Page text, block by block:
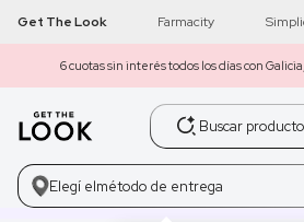
Get The Look Farmacity
6 cuotas sin interés todos los días con Galicia,
Buscar productos
Elegí elmétodo de entrega
1 get the look
2 máscara pestañas